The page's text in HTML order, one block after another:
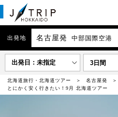
出発地 名古屋発 中部国際空港
出発日：未指定 3日間
北海道旅行・北海道ツアー 名古屋発
とにかく安く行きたい！9月 北海道ツアー